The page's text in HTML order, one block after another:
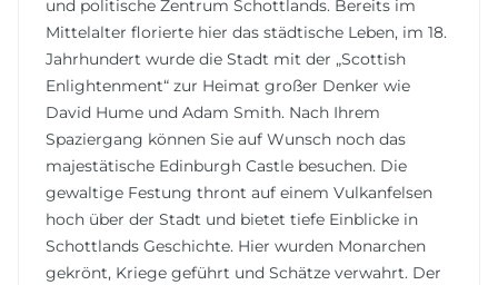
und politische Zentrum Schottlands. Bereits im
Mittelalter florierte hier das städtische Leben, im 18.
Jahrhundert wurde die Stadt mit der „Scottish
Enlightenment“ zur Heimat großer Denker wie
David Hume und Adam Smith. Nach Ihrem
Spaziergang können Sie auf Wunsch noch das
majestätische Edinburgh Castle besuchen. Die
gewaltige Festung thront auf einem Vulkanfelsen
hoch über der Stadt und bietet tiefe Einblicke in
Schottlands Geschichte. Hier wurden Monarchen
gekrönt, Kriege geführt und Schätze verwahrt. Der